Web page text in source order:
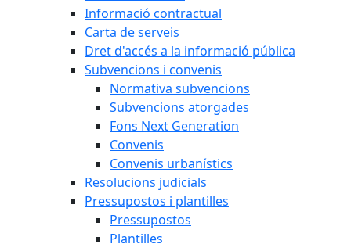
Informació contractual
Carta de serveis
Dret d'accés a la informació pública
Subvencions i convenis
Normativa subvencions
Subvencions atorgades
Fons Next Generation
Convenis
Convenis urbanístics
Resolucions judicials
Pressupostos i plantilles
Pressupostos
Plantilles